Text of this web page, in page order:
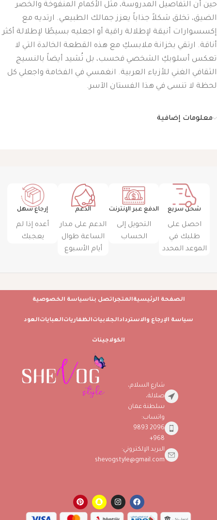
حين أن التفاصيل المدروسة، مثل الأكمام المنفوخة والخصر
الضيق، تخلق شكلاً جذاباً يعزز جمالك الطبيعي. ارتديه مع
إكسسوارات أنيقة لإطلالة راقية أو اجعليه بسيطًا لإطلالة أكثر
أناقة. ارتقي بخزانة ملابسكِ مع هذه القطعة الخالدة التي لا
تعكس أسلوبكِ الشخصي فحسب، بل تُشيد أيضاً بالنسيج
الثقافي الغني للأزياء العربية. انغمسي في الفخامة واجعلي كل
لحظة لا تنسى في هذا الفستان الآسر.
معلومات إضافية
شحن سريع
احصل على
طلبك في
الموعد المحدد
الدفع عبر الإنترنت
التحويل إلى
الحساب
الدعم
الدعم على مدار
الساعة طوال
أيام الأسبوع
إرجاع سهل
أعده إذا لم
يعجبك
الصفحة الرئيسيةالمتجراتصل بناسياسة الخصوصية
سياسة الإرجاع والاستردادالجلابياتالظفارياتالعباياتالعود
الكولاجينات
شارع السلام،
صلالة،
سلطنة عمان
واتساب:
2096 9893
968+
البريد الإلكتروني:
shevogstyle@gmail.com